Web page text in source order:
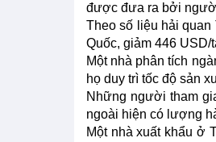
được đưa ra bởi
Theo số liệu hải quan
Quốc, giảm 446
Một nhà phân tích
họ duy trì tốc độ sản
Những người tham
ngoài hiện có lượng
Một nhà xuất khẩu ở